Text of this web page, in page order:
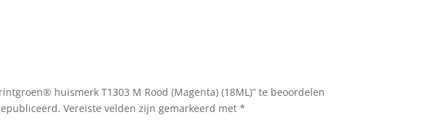
huismerk T1303 M Rood (Magenta) (18ML)” te beoordelen
Vereiste velden zijn gemarkeerd met*